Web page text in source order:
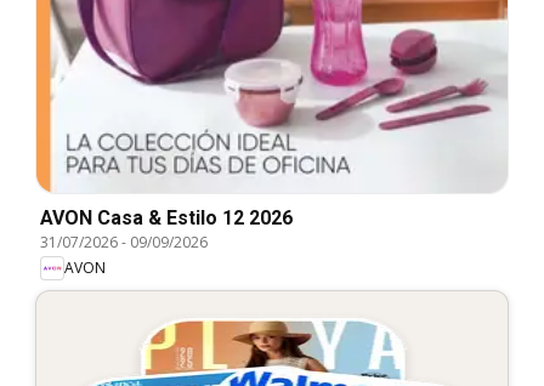
AVON Casa & Estilo 12 2026
31/07/2026- 09/09/2026
AVON